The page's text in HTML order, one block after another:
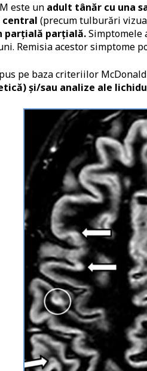
este un adult tânăr cu una
central (precum tulburări
parțială parțială.Simptomele
Remisia acestor simptome
pe baza criteriilor
și/sau analize ale